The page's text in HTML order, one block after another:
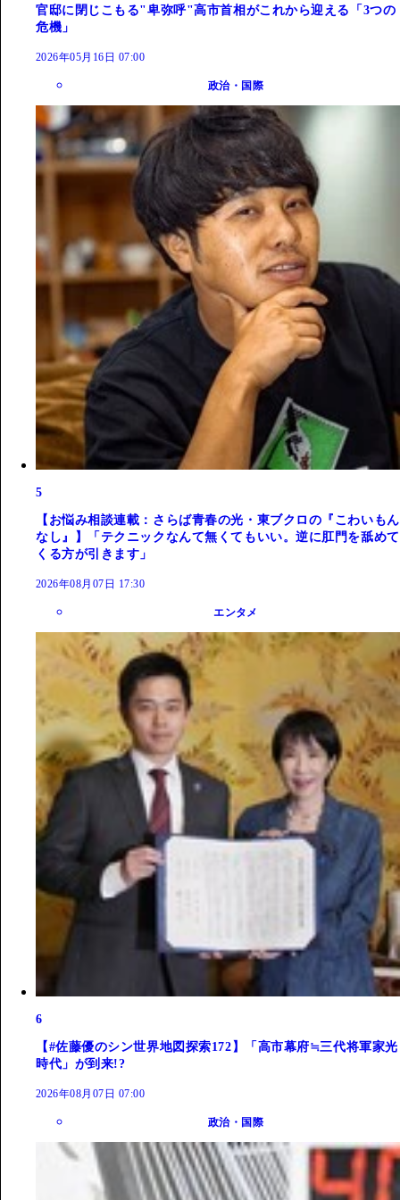
官邸に閉じこもる"卑弥呼"高市首相がこれから迎える「3つの
危機」
2026年05月16日 07:00
政治・国際
5
【お悩み相談連載：さらば青春の光・東ブクロの『こわいもん
なし』】「テクニックなんて無くてもいい。逆に肛門を舐めて
くる方が引きます」
2026年08月07日 17:30
エンタメ
6
【#佐藤優のシン世界地図探索172】「高市幕府≒三代将軍家光
時代」が到来!?
2026年08月07日 07:00
政治・国際